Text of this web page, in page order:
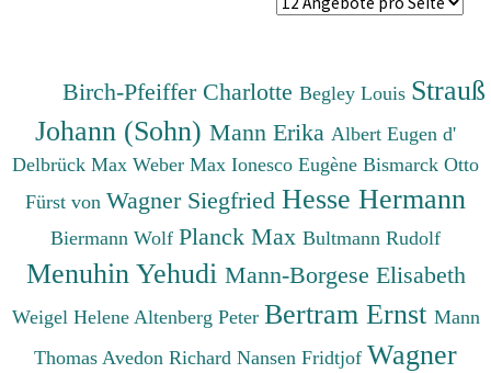
Birch-Pfeiffer CharlotteBegley Louis Strauß
Johann (Sohn) Mann Erika Albert Eugen d'
Delbrück Max Weber Max Ionesco Eugène Bismarck Otto
Fürst von Wagner Siegfried Hesse Hermann
Biermann Wolf Planck Max Bultmann Rudolf
Menuhin Yehudi Mann-Borgese Elisabeth
Weigel Helene Altenberg Peter Bertram Ernst Mann
Thomas Avedon Richard Nansen Fridtjof Wagner